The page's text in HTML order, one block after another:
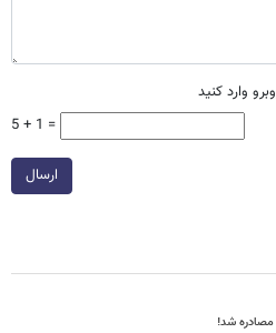
وارد کنید
5 + 1 =
ارسال
مصادره شد!